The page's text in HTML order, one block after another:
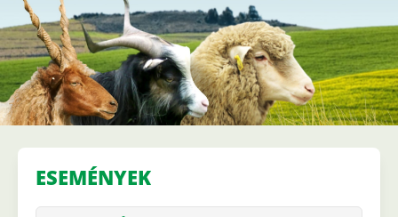
Magyar
Juh-
ésESEMÉNYEK